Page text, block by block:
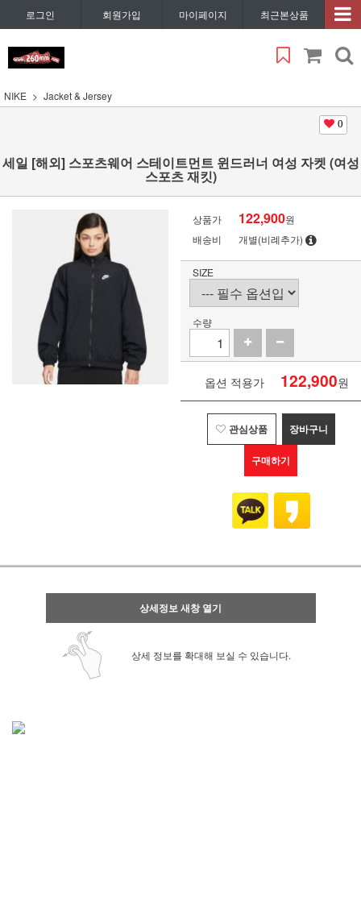
로그인 회원가입 마이페이지 최근본상품
NIKE Jacket & Jersey
0
세일 [해외] 스포츠웨어 스테이트먼트 윈드러너 여성 자켓 (여성
스포츠 재킷)
상품가 122,900원
배송비
개별(비례추가)
SIZE
수량
옵션 적용가 122,900원
관심상품 장바구니
구매하기
상세정보 새창 열기
상세 정보를 확대해 보실 수 있습니다.